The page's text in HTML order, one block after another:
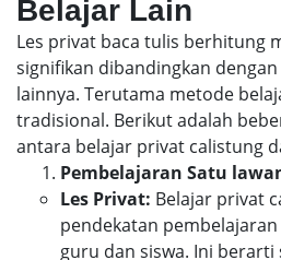
Belajar Lain
Les privat baca tulis berhitung
signifikan dibandingkan
lainnya. Terutama metode
tradisional. Berikut adalah
antara belajar privat calistung
Pembelajaran Satu
Les Privat: Belajar privat
pendekatan
guru dan siswa. Ini